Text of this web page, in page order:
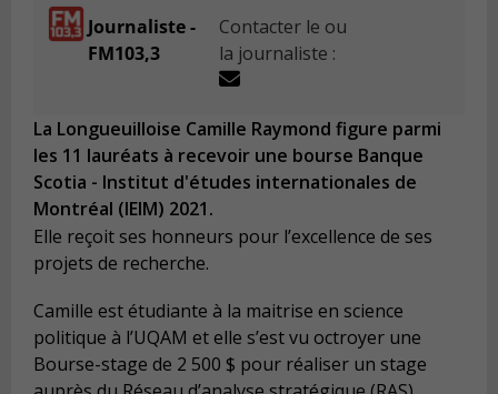
Journaliste -
FM103,3
Contacter le ou
la journaliste :
La Longueuilloise Camille Raymond figure parmi
les 11 lauréats à recevoir une bourse Banque
Scotia - Institut d'études internationales de
Montréal (IEIM) 2021.
Elle reçoit ses honneurs pour l’excellence de ses
projets de recherche.
Camille est étudiante à la maitrise en science
politique à l’UQAM et elle s’est vu octroyer une
Bourse-stage de 2 500 $ pour réaliser un stage